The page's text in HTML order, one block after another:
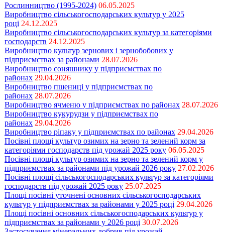
Рослинництво (1995-2024) 06.05.2025
Виробництво сільськогосподарських культур у 2025
році 24.12.2025
Виробництво сільськогосподарських культур за категоріями
господарств 24.12.2025
Виробництво культур зернових і зернобобових у
підприємствах за районами 28.07.2026
Виробництво соняшнику у підприємствах по
районах 29.04.2026
Виробництво пшениці у підприємствах по
районах 28.07.2026
Виробництво ячменю у підприємствах по районах 28.07.2026
Виробництво кукурудзи у підприємствах по
районах 29.04.2026
Виробництво ріпаку у підприємствах по районах 29.04.2026
Посівні площі культур озимих на зерно та зелений корм за
категоріями господарств під урожай 2025 року 06.05.2025
Посівні площі культур озимих на зерно та зелений корм у
підприємствах за районами під урожай 2026 року 27.02.2026
Посівні площі сільськогосподарських культур за категоріями
господарств під урожай 2025 року 25.07.2025
Площі посівні уточнені основних сільськогосподарських
культур у підприємствах за районами у 2025 році 29.04.2026
Площі посівні основних сільськогосподарських культур у
підприємствах за районами у 2026 році 30.07.2026